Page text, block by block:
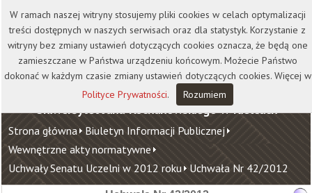
Kontakt Biblioteka
Wydawnictwo
Wirtualna Uczelnia
Uniwersytet Jana Kochanowskiego w Kielcach
Strona główna Biuletyn Informacji Publicznej
Wewnętrzne akty normatywne
Uchwały Senatu Uczelni w 2012 roku Uchwała Nr 42/2012
W ramach naszej witryny stosujemy pliki cookies w celach optymalizacji
treści dostępnych w naszych serwisach oraz dla statystyk. Korzystanie z
witryny bez zmiany ustawień dotyczących cookies oznacza, że będą one
zamieszczane w Państwa urządzeniu końcowym. Możecie Państwo
dokonać w każdym czasie zmiany ustawień dotyczących cookies. Więcej w
Polityce Prywatności. Rozumiem